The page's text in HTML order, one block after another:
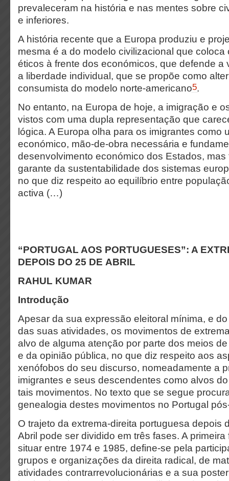
prevaleceram na história e nas mentes sobre
e inferiores.
A história recente que a Europa produziu e
mesma é a do modelo civilizacional que coloca
éticos à frente dos económicos, que defende a
a liberdade individual, que se propõe como
consumista do modelo norte-americano5.
No entanto, na Europa de hoje, a imigração e
vistos com uma dupla representação que
lógica. A Europa olha para os imigrantes como
económico, mão-de-obra necessária e
desenvolvimento económico dos Estados, mas
garante da sustentabilidade dos sistemas
no que diz respeito ao equilíbrio entre
activa (…)
“PORTUGAL AOS PORTUGUESES”: A
DEPOIS DO 25 DE ABRIL
RAHUL KUMAR
Introdução
Apesar da sua expressão eleitoral mínima, e
das suas atividades, os movimentos de
alvo de alguma atenção por parte dos meios
e da opinião pública, no que diz respeito aos
xenófobos do seu discurso, nomeadamente a
imigrantes e seus descendentes como alvos
tais movimentos. No texto que se segue
genealogia destes movimentos no Portugal
O trajeto da extrema-direita portuguesa depois
Abril pode ser dividido em três fases. A
situar entre 1974 e 1985, define-se pela
grupos e organizações da direita radical, de
atividades contrarrevolucionárias e a sua